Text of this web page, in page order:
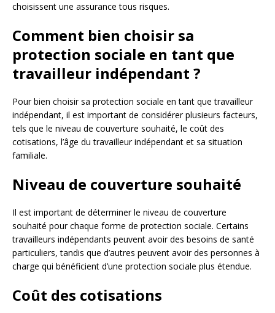
choisissent une assurance tous risques.
Comment bien choisir sa
protection sociale en tant que
travailleur indépendant ?
Pour bien choisir sa protection sociale en tant que travailleur
indépendant, il est important de considérer plusieurs facteurs,
tels que le niveau de couverture souhaité, le coût des
cotisations, l’âge du travailleur indépendant et sa situation
familiale.
Niveau de couverture souhaité
Il est important de déterminer le niveau de couverture
souhaité pour chaque forme de protection sociale. Certains
travailleurs indépendants peuvent avoir des besoins de santé
particuliers, tandis que d’autres peuvent avoir des personnes à
charge qui bénéficient d’une protection sociale plus étendue.
Coût des cotisations